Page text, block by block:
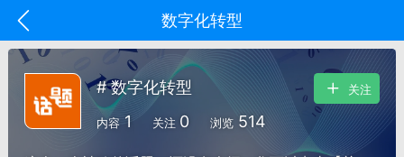
数字化转型
# 数字化转型
内容 1 关注 0 浏览 514
关注